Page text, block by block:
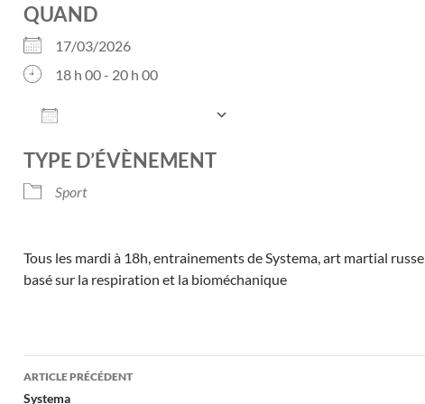
QUAND
17/03/2026
18 h 00 - 20 h 00
TYPE D’ÉVÈNEMENT
Sport
Tous les mardi à 18h, entrainements de Systema, art martial russe
basé sur la respiration et la bioméchanique
Navigation
ARTICLE PRÉCÉDENT
Systema